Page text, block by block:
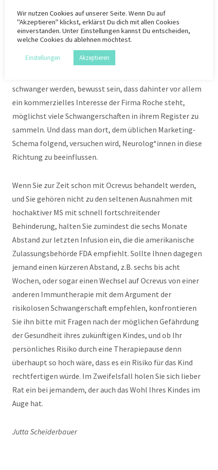
genannt firmeneigene Schwangerschaftsregister der
Herstellerfirma Roche handeln, die damit eine so
der Zulassung durchführt.[6]Man sollte sich bei
schwanger werden, bewusst sein, dass dahinter vor allem
ein kommerzielles Interesse der Firma Roche steht,
möglichst viele Schwangerschaften in ihrem Register zu
sammeln. Und dass man dort, dem üblichen Marketing-
Schema folgend, versuchen wird, Neurolog*innen in diese
Richtung zu beeinflussen.
Wenn Sie zur Zeit schon mit Ocrevus behandelt werden,
und Sie gehören nicht zu den seltenen Ausnahmen mit
hochaktiver MS mit schnell fortschreitender
Behinderung, halten Sie zumindest die sechs Monate
Abstand zur letzten Infusion ein, die die amerikanische
Zulassungsbehörde FDA empfiehlt. Sollte Ihnen dagegen
jemand einen kürzeren Abstand, z.B. sechs bis acht
Wochen, oder sogar einen Wechsel auf Ocrevus von einer
anderen Immuntherapie mit dem Argument der
risikolosen Schwangerschaft empfehlen, konfrontieren
Sie ihn bitte mit Fragen nach der möglichen Gefährdung
der Gesundheit ihres zukünftigen Kindes, und ob Ihr
persönliches Risiko durch eine Therapiepause denn
überhaupt so hoch wäre, dass es ein Risiko für das Kind
rechtfertigen würde. Im Zweifelsfall holen Sie sich lieber
Rat ein bei jemandem, der auch das Wohl Ihres Kindes im
Auge hat.
Jutta Scheiderbauer
Wir nutzen Cookies auf unserer Seite. Wenn Du auf
"Akzeptieren" klickst, erklärst Du dich mit allen Cookies
einverstanden. Unter Einstellungen kannst Du entscheiden,
welche Cookies du ablehnen möchtest.
Einstellungen Akzeptieren